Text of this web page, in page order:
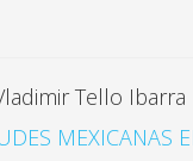
Tello Ibarra
MEXICANAS